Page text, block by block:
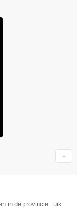
in de provincie Luik.